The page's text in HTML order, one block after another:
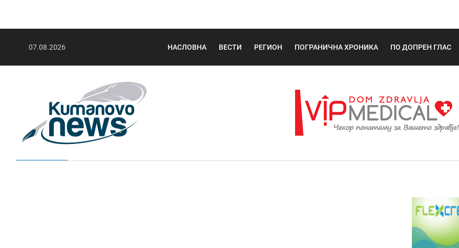
07.08.2026 НАСЛОВНА ВЕСТИ РЕГИОН ПОГРАНИЧНА ХРОНИКА ПО ДОПРЕН ГЛАС